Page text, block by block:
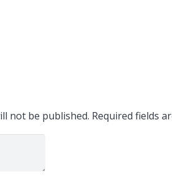
not be published. Required fields